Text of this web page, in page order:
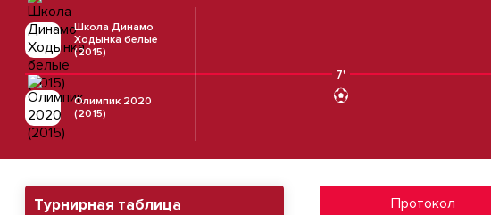
Школа Динамо
Ходынка белые
(2015)
7'
Олимпик 2020
(2015)
Турнирная таблица Протокол